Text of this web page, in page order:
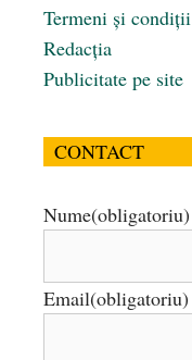
Termeni și condiții
Redacția
Publicitate pe site
CONTACT
Nume(obligatoriu)
Email(obligatoriu)